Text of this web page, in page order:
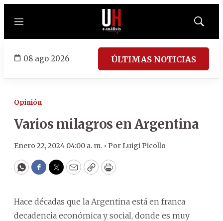
Menú
Mostrar
08 ago 2026 ÚLTIMAS NOTICIAS
Opinión
Varios milagros en Argentina
Enero 22, 2024 04:00 a. m. • Por Luigi Picollo
WhatsApp
Facebook
Twitter
EmailCopyPrint
Hace décadas que la Argentina está en franca
decadencia económica y social, donde es muy